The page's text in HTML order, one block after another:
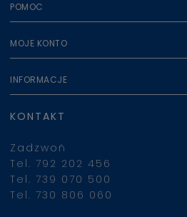
POMOC
MOJE KONTO
INFORMACJE
KONTAKT
Zadzwoń
Tel. 792 202 456
Tel. 739 070 500
Tel. 730 806 060